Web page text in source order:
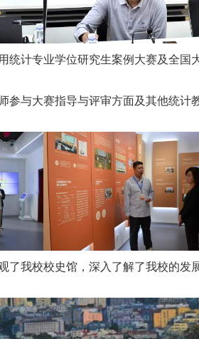
统计专业学位研究生案例大赛及全国
参与大赛指导与评审方面及其他统计
了我校校史馆，深入了解了我校的发